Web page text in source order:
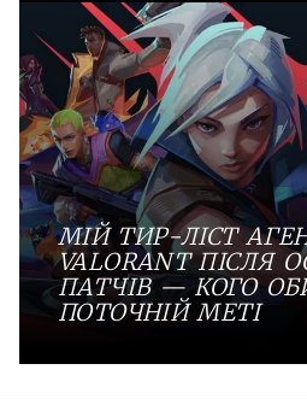
МІЙ ТИР-ЛІСТ
VALORANT ПІСЛЯ
ПАТЧІВ — КОГО
ПОТОЧНІЙ МЕТІ